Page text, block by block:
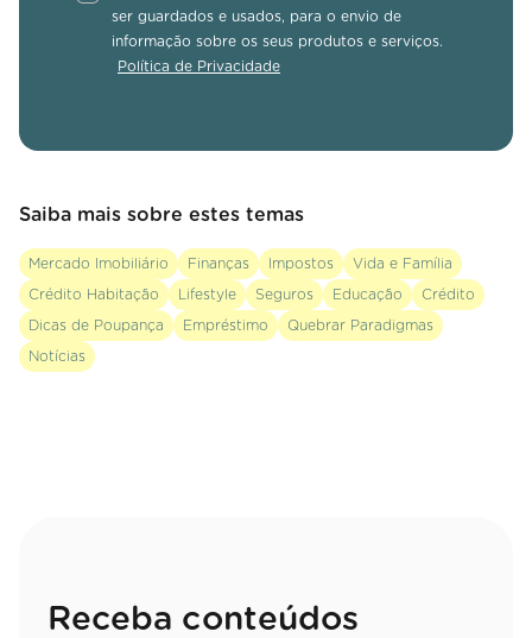
ser guardados e usados, para o envio de
informação sobre os seus produtos e serviços.
Política de Privacidade
Saiba mais sobre estes temas
Mercado Imobiliário Finanças Impostos Vida e Família
Crédito Habitação Lifestyle Seguros Educação Crédito
Dicas de Poupança Empréstimo Quebrar Paradigmas
Notícias
Receba conteúdos